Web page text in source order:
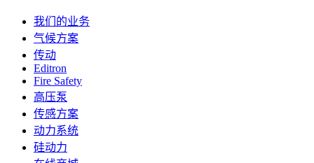
我们的业务
气候方案
传动
Editron
Fire Safety
高压泵
传感方案
动力系统
硅动力